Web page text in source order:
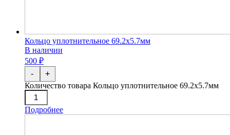
Кольцо уплотнительное 69.2х5.7мм
В наличии
500 ₽
-
Количество товара Кольцо уплотнительное 69.2х5.7мм
+
Подробнее